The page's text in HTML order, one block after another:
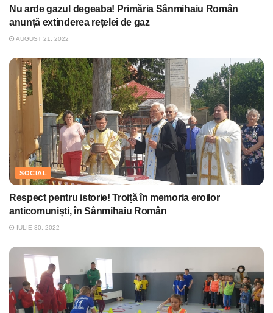
Nu arde gazul degeaba! Primăria Sânmihaiu Român
anunță extinderea rețelei de gaz
AUGUST 21, 2022
SOCIAL
Respect pentru istorie! Troiță în memoria eroilor
anticomuniști, în Sânmihaiu Român
IULIE 30, 2022